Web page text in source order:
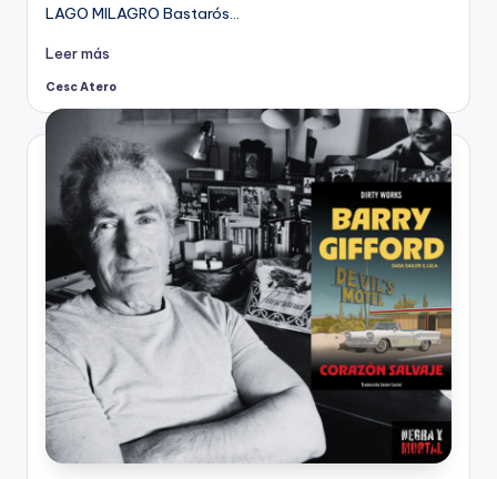
LAGO MILAGRO Bastarós…
Leer más
Publicado
por
Cesc Atero